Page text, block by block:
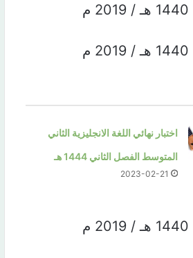
اختبار نهائي اللغة الانجليزية الثاني
المتوسط الفصل الثاني 1444 هـ
2023-02-21